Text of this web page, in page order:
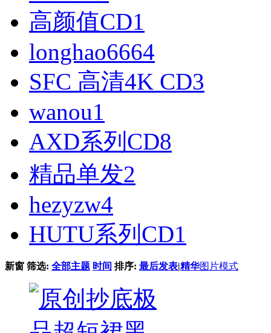
高颜值CD1
longhao6664
SFC 高清4K CD3
wanou1
AXD系列CD8
精品单发2
hezyzw4
HUTU系列CD1
新窗 筛选: 全部主题 时间 排序: 最后发表|精华图片模式